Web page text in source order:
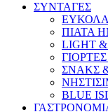
ΣΥΝΤΑΓΕΣ
ΕΥΚΟΛΑ
ΠΙΑΤΑ
LIGHT
ΣΝΑΚΣ &
BLUE